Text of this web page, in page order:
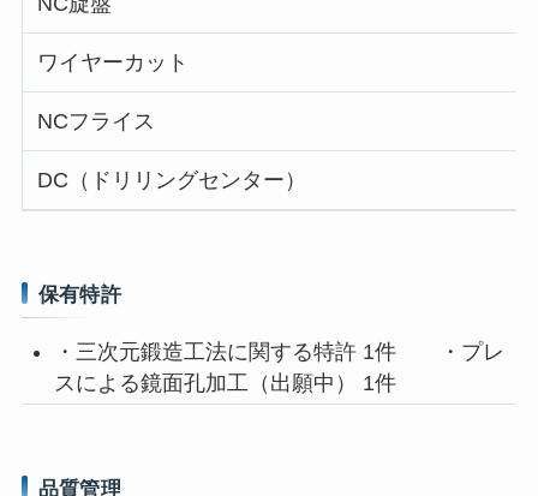
ワイヤーカット
NCフライス
DC（ドリリングセンター）
保有特許
・三次元鍛造工法に関する特許 1件 ・プレ
スによる鏡面孔加工（出願中） 1件
品質管理